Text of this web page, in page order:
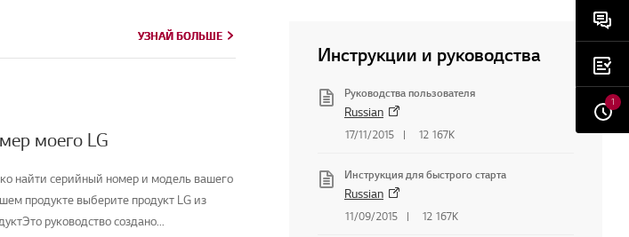
УЗНАЙ БОЛЬШЕ
моего LG
найти серийный номер и модель вашего
продукте выберите продукт LG из
руководство создано...
УЗНАЙ БОЛЬШЕ
Инструкции и руководства
Руководства пользователя
Russian
17/11/2015 12 167K
Инструкция для быстрого старта
Russian
11/09/2015 12 167K
1